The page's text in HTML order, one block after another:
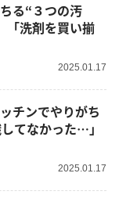
る“３つの汚
「洗剤を買い揃
2025.01.17
チンでやりがち
てなかった…」
2025.01.17